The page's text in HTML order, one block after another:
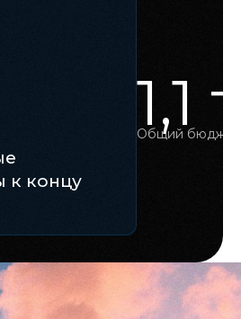
к концу
1,1
Общий бюджет